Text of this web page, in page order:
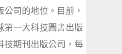
司的地位。目前，
第一大科技圖書出版
技期刊出版公司，每